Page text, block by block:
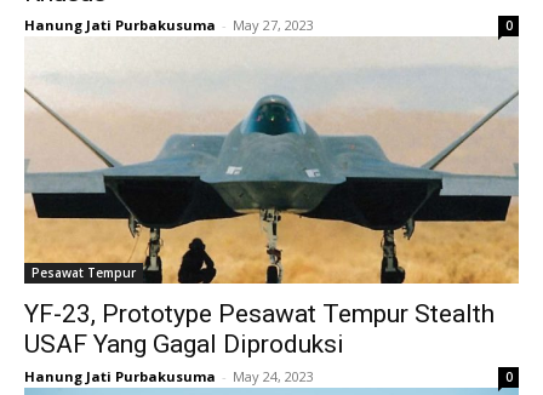
Hanung Jati Purbakusuma - May 27, 2023 0
Pesawat Tempur
YF-23, Prototype Pesawat Tempur Stealth
USAF Yang Gagal Diproduksi
Hanung Jati Purbakusuma - May 24, 2023 0